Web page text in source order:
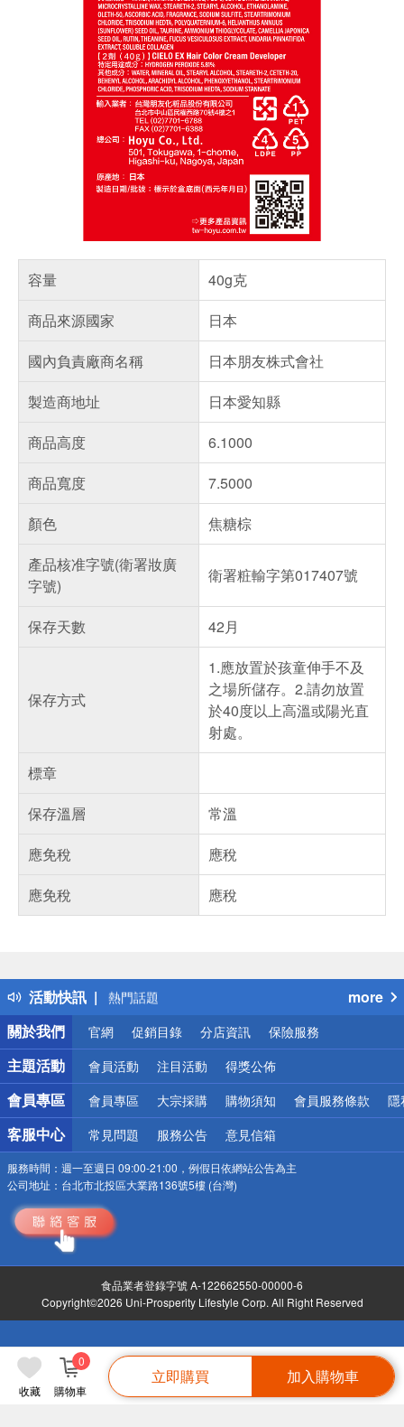
收藏 購物車
0
立即購買 加入購物車
容量
40g克
商品來源國家
日本
國內負責廠商名稱
日本朋友株式會社
製造商地址
日本愛知縣
商品高度
6.1000
商品寬度
7.5000
顏色
焦糖棕
產品核准字號(衛署妝廣
字號)
衛署粧輸字第017407號
保存天數 42月
保存方式
1.應放置於孩童伸手不及
之場所儲存。2.請勿放置
於40度以上高溫或陽光直
射處。
標章
保存溫層
常溫
應免稅
應稅
應免稅
應稅
活動快訊
得獎公告
熱門話題
銀行優惠
偏遠地區配送
詐騙網頁！請小心！
more
關於我們
官網 促銷目錄 分店資訊 保險服務
主題活動 會員活動 注目活動 得獎公佈
會員專區 會員專區 大宗採購 購物須知 會員服務條款 隱
客服中心 常見問題 服務公告 意見信箱
服務時間： 週一至週日 09:00-21:00，例假日依網站公告為主
公司地址： 台北市北投區大業路136號5樓 (台灣)
食品業者登錄字號 A-122662550-00000-6
Copyright©2026 Uni-Prosperity Lifestyle Corp. All Right Reserved